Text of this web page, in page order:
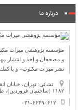
درباره ما
و مصححان و احیا و انتشار
نشر میراث مكتوب» و با
نشانی: تهران، خیابان
۱۱۸۲ (ساختمان فروردین)، طبقۀ دوم
۰۲۱-۶۶۴۹۰۶۱۲